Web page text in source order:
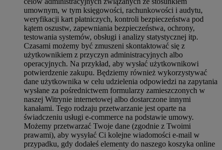
umownym, w tym księgowości, rachunkowości i audytu,
weryfikacji kart płatniczych, kontroli bezpieczeństwa pod
kątem oszustw, zapewniania bezpieczeństwa, ochrony,
testowania systemów, obsługi i analizy statystycznej itp.
Czasami możemy być zmuszeni skontaktować się z
użytkownikiem z przyczyn administracyjnych albo
operacyjnych. Na przykład, aby wysłać użytkownikowi
potwierdzenie zakupu. Będziemy również wykorzystywać
dane użytkownika w celu udzielenia odpowiedzi na zapytania
wysłane za pośrednictwem formularzy zamieszczonych w
naszej Witrynie internetowej albo dostarczone innymi
kanałami. Tego rodzaju przetwarzanie jest oparte na
świadczeniu usługi e-commerce na podstawie umowy.
Możemy przetwarzać Twoje dane (zgodnie z Twoimi
prawami), aby wysyłać Ci kolejne wiadomości e-mail w
przypadku, gdy dodałeś elementy do naszego koszyka online